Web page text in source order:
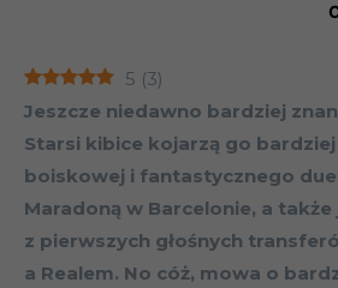
5 (3)
Jeszcze niedawno bardziej
Starsi kibice kojarzą go
boiskowej i fantastycznego
Maradoną w Barcelonie, a
z pierwszych głośnych
a Realem. No cóż, mowa o